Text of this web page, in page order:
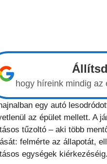
hogy híreink mindig az
egy autó
az épület mellett. A
tűzoltó – aki több
felmérte az állapotát,
egységek kiérkezéséig.